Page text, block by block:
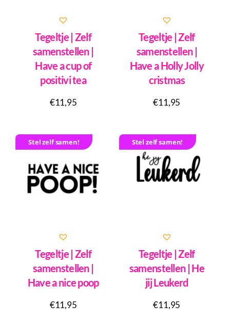
Tegeltje | Zelf
samenstellen |
Have a cup of
positivi tea
€11,95
Tegeltje | Zelf
samenstellen |
Have a Holly Jolly
cristmas
€11,95
Stel zelf samen!
Tegeltje | Zelf
samenstellen |
Have a nice poop
€11,95
Stel zelf samen!
Tegeltje | Zelf
samenstellen | He
jij Leukerd
€11,95